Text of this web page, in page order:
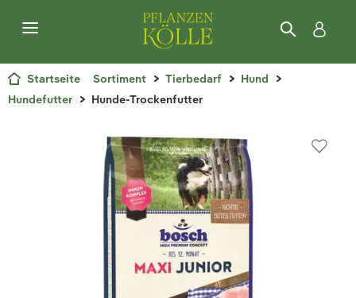
Startseite Sortiment Tierbedarf
Hund
Hundefutter
Hunde-Trockenfutter